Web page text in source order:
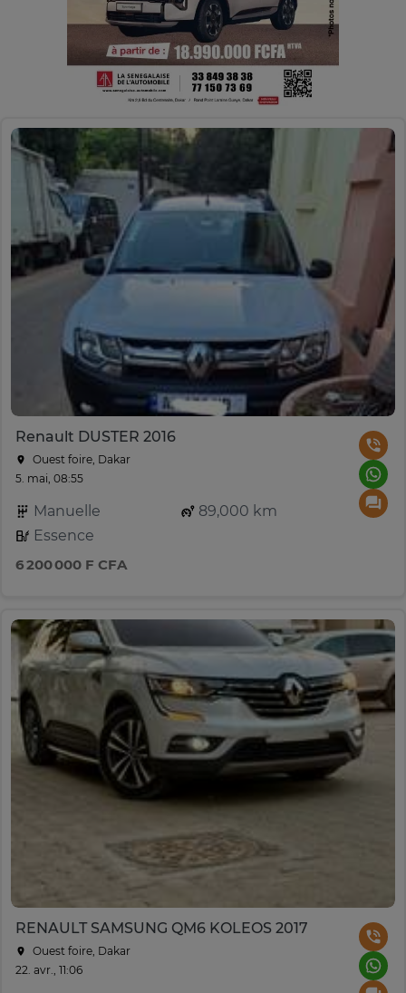
Renault DUSTER 2016
Ouest foire, Dakar
5. mai, 08:55
Manuelle
89,000 km
Essence
6 200 000 F CFA
RENAULT SAMSUNG QM6 KOLEOS 2017
Ouest foire, Dakar
22. avr., 11:06